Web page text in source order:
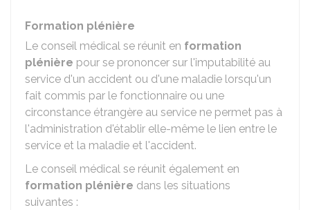
Formation plénière
Le conseil médical se réunit en formation
plénière pour se prononcer sur l'imputabilité au
service d'un accident ou d'une maladie lorsqu'un
fait commis par le fonctionnaire ou une
circonstance étrangère au service ne permet pas à
l'administration d'établir elle-même le lien entre le
service et la maladie et l'accident.
Le conseil médical se réunit également en
formation plénière dans les situations
suivantes :